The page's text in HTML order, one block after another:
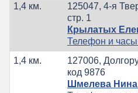
1,4 км.
125047, 4-я
стр. 1
Крылатых
Телефон и
1,4 км.
127006,
код 9876
Шмелева Нина